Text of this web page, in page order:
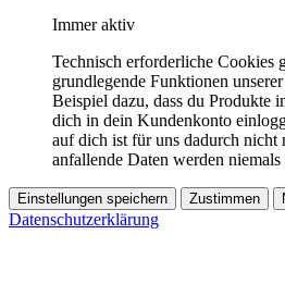
Immer aktiv
Technisch erforderliche Cookies
grundlegende Funktionen
Beispiel dazu, dass du Produkte
dich in dein Kundenkonto
auf dich ist für uns dadurch nicht
anfallende Daten werden
Einstellungen speichern Zustimmen
Datenschutzerklärung